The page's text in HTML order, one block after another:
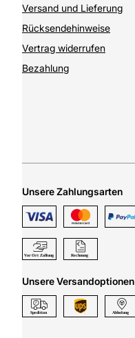
Versand und Lieferung
Rücksendehinweise
Vertrag widerrufen
Bezahlung
Unsere Zahlungsarten
Unsere Versandoptionen